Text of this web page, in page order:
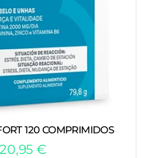
120 COMPRIMIDOS
20,95 €